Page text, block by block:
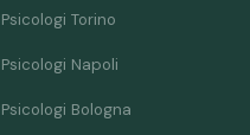
Psicologi Torino
Psicologi Napoli
Psicologi Bologna